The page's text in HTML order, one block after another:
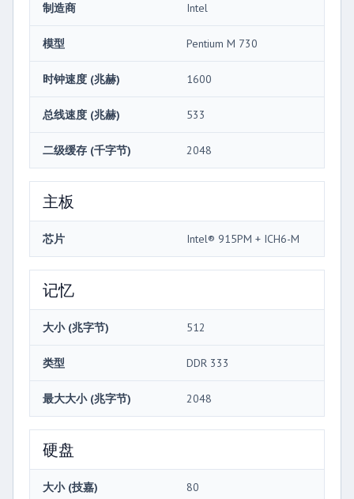
制造商 Intel
模型 Pentium M 730
时钟速度 (兆赫) 1600
总线速度 (兆赫) 533
二级缓存 (千字节) 2048
主板
芯片 Intel® 915PM + ICH6-M
记忆
大小 (兆字节) 512
类型 DDR 333
最大大小 (兆字节) 2048
硬盘
大小 (技嘉) 80